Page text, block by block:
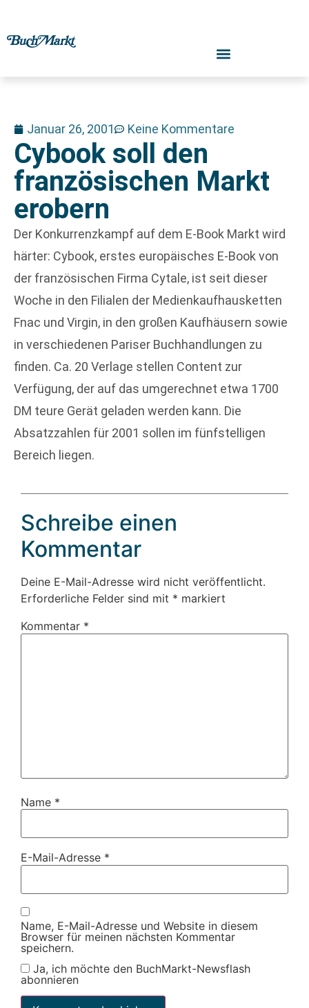
Januar 26, 2001 Keine Kommentare
Cybook soll den
französischen Markt
erobern
Der Konkurrenzkampf auf dem E-Book Markt wird
härter: Cybook, erstes europäisches E-Book von
der französischen Firma Cytale, ist seit dieser
Woche in den Filialen der Medienkaufhausketten
Fnac und Virgin, in den großen Kaufhäusern sowie
in verschiedenen Pariser Buchhandlungen zu
finden. Ca. 20 Verlage stellen Content zur
Verfügung, der auf das umgerechnet etwa 1700
DM teure Gerät geladen werden kann. Die
Absatzzahlen für 2001 sollen im fünfstelligen
Bereich liegen.
Schreibe einen
Kommentar
Deine E-Mail-Adresse wird nicht veröffentlicht.
Erforderliche Felder sind mit * markiert
Kommentar *
Name *
E-Mail-Adresse *
Name, E-Mail-Adresse und Website in diesem
Browser für meinen nächsten Kommentar
speichern.
Ja, ich möchte den BuchMarkt-Newsflash
abonnieren